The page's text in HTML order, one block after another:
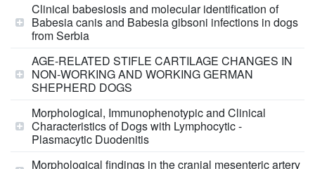
Clinical babesiosis and molecular identification of
Babesia canis and Babesia gibsoni infections in dogs
from Serbia
AGE-RELATED STIFLE CARTILAGE CHANGES IN
NON-WORKING AND WORKING GERMAN
SHEPHERD DOGS
Morphological, Immunophenotypic and Clinical
Characteristics of Dogs with Lymphocytic -
Plasmacytic Duodenitis
Morphological findings in the cranial mesenteric artery